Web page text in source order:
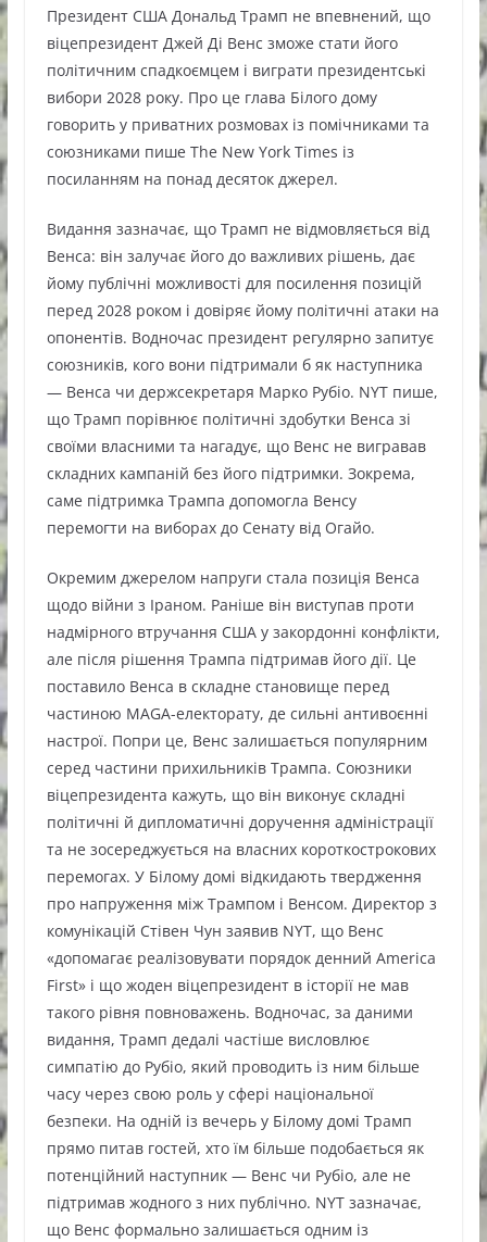
Президент США Дональд Трамп не впевнений, що
віцепрезидент Джей Ді Венс зможе стати його
політичним спадкоємцем і виграти президентські
вибори 2028 року. Про це глава Білого дому
говорить у приватних розмовах із помічниками та
союзниками пише The New York Times із
посиланням на понад десяток джерел.
Видання зазначає, що Трамп не відмовляється від
Венса: він залучає його до важливих рішень, дає
йому публічні можливості для посилення позицій
перед 2028 роком і довіряє йому політичні атаки на
опонентів. Водночас президент регулярно запитує
союзників, кого вони підтримали б як наступника
— Венса чи держсекретаря Марко Рубіо. NYT пише,
що Трамп порівнює політичні здобутки Венса зі
своїми власними та нагадує, що Венс не вигравав
складних кампаній без його підтримки. Зокрема,
саме підтримка Трампа допомогла Венсу
перемогти на виборах до Сенату від Огайо.
Окремим джерелом напруги стала позиція Венса
щодо війни з Іраном. Раніше він виступав проти
надмірного втручання США у закордонні конфлікти,
але після рішення Трампа підтримав його дії. Це
поставило Венса в складне становище перед
частиною MAGA-електорату, де сильні антивоєнні
настрої. Попри це, Венс залишається популярним
серед частини прихильників Трампа. Союзники
віцепрезидента кажуть, що він виконує складні
політичні й дипломатичні доручення адміністрації
та не зосереджується на власних короткострокових
перемогах. У Білому домі відкидають твердження
про напруження між Трампом і Венсом. Директор з
комунікацій Стівен Чун заявив NYT, що Венс
«допомагає реалізовувати порядок денний America
First» і що жоден віцепрезидент в історії не мав
такого рівня повноважень. Водночас, за даними
видання, Трамп дедалі частіше висловлює
симпатію до Рубіо, який проводить із ним більше
часу через свою роль у сфері національної
безпеки. На одній із вечерь у Білому домі Трамп
прямо питав гостей, хто їм більше подобається як
потенційний наступник — Венс чи Рубіо, але не
підтримав жодного з них публічно. NYT зазначає,
що Венс формально залишається одним із